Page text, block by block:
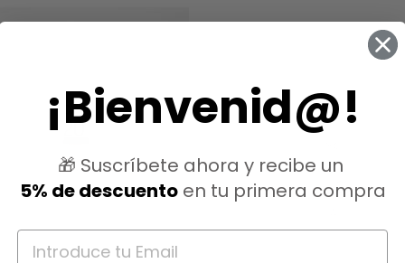
¡Bienvenid@!
🎁 Suscríbete ahora y recibe un
5% de descuentoen tu primera compra